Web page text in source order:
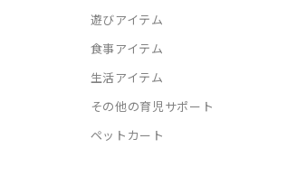
遊びアイテム
食事アイテム
生活アイテム
その他の育児サポート
ペットカート